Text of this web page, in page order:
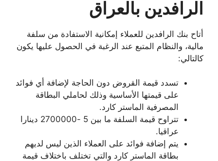
الرافدين بالعراق
أتاح بنك الرافدين للعملاء إمكانية الاستفادة من سلفة
مالية، والنظام المتبع عند الرغبة في الحصول عليها يكون
كالتالي:
تسدد قيمة القروض دون الحاجة لإضافة أي فوائد
على قيمتها الأساسية وذلك لحاملي البطاقة
المصرفية الماستر كارد.
تتراوح قيمة السلفة ما بين 5 -2700000 دينارا
عراقيا.
يتم إضافة فوائد على العملاء الذين ليس لديهم
بطاقة الماستر كارد والتي تختلف باختلاف قيمة